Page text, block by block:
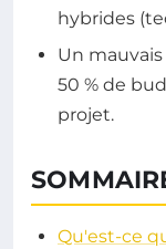
hybrides
Un
50 % de
projet.
Qu'est-ce